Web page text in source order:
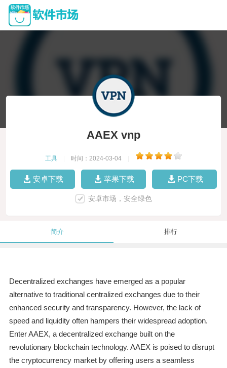
AAEX vnp
工具 时间：2024-03-04
安卓下载 苹果下载 PC下载
安卓市场，安全绿色
简介 排行
Decentralized exchanges have emerged as a popular
alternative to traditional centralized exchanges due to their
enhanced security and transparency. However, the lack of
speed and liquidity often hampers their widespread adoption.
Enter AAEX, a decentralized exchange built on the
revolutionary blockchain technology. AAEX is poised to disrupt
the cryptocurrency market by offering users a seamless